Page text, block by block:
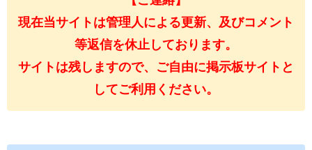
現在当サイトは管理人による更新、及びコメント
等返信を休止しております。
サイトは残しますので、ご自由に掲示板サイトと
してご利用ください。